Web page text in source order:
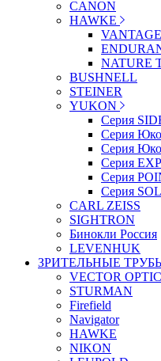
CANON
HAWKE
NATURE
BUSHNELL
STEINER
YUKON
Серия
Серия
Серия
Серия
Серия
Серия
CARL ZEISS
SIGHTRON
Бинокли Россия
LEVENHUK
ЗРИТЕЛЬНЫЕ
VECTOR
STURMAN
Firefield
Navigator
HAWKE
NIKON